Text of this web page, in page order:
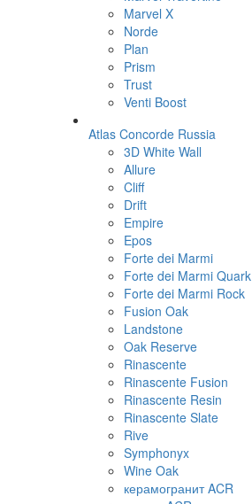
Marvel X
Norde
Plan
Prism
Trust
Venti Boost
Atlas Concorde Russia
3D White Wall
Allure
Cliff
Drift
Empire
Epos
Forte dei Marmi
Forte dei Marmi Quark
Forte dei Marmi Rock
Fusion Oak
Landstone
Oak Reserve
Rinascente
Rinascente Fusion
Rinascente Resin
Rinascente Slate
Rive
Symphonyx
Wine Oak
керамогранит ACR